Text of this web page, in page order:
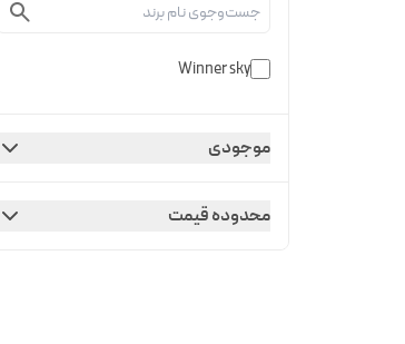
Winner sky
موجودی
محدوده قیمت